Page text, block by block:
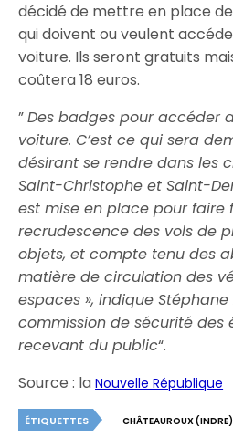
décidé de mettre en place
qui doivent ou veulent
voiture. Ils seront gratuits
coûtera 18 euros.
”Des badges pour accéder
voiture. C’est ce qui sera
désirant se rendre dans les
Saint-Christophe et Saint-
est mise en place pour faire
recrudescence des vols de
objets, et compte tenu des
matière de circulation des
espaces », indique
commission de sécurité des
recevant du public“.
Source : laNouvelle République
ÉTIQUETTES CHÂTEAUROUX (INDRE)